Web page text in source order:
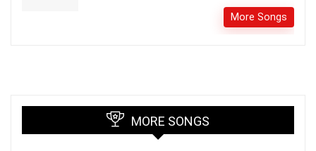
More Songs
MORE SONGS